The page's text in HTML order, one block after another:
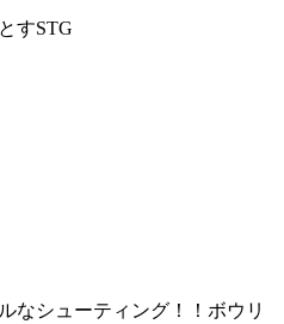
すSTG
なシューティング！！ボウリ